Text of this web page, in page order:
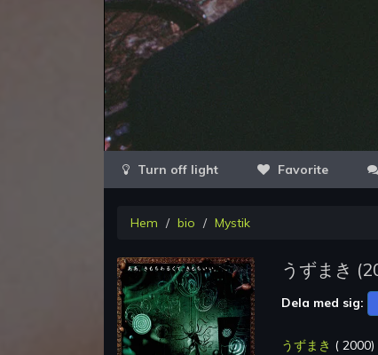
Favorite
Hem bio Mystik
うずまき (
Dela med sig:
うずまき ( 2000)